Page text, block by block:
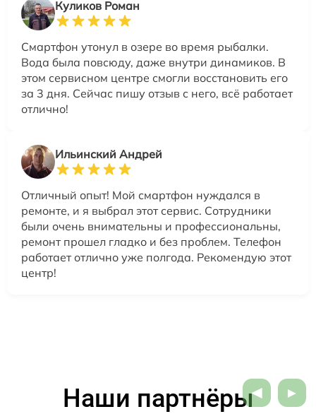
Куликов Роман
Смартфон утонул в озере во время рыбалки.
Вода была повсюду, даже внутри динамиков. В
этом сервисном центре смогли восстановить его
за 3 дня. Сейчас пишу отзыв с него, всё работает
отлично!
Ильинский Андрей
Отличный опыт! Мой смартфон нуждался в
ремонте, и я выбрал этот сервис. Сотрудники
были очень внимательны и профессиональны,
ремонт прошел гладко и без проблем. Телефон
работает отлично уже полгода. Рекомендую этот
центр!
Наши партнёры